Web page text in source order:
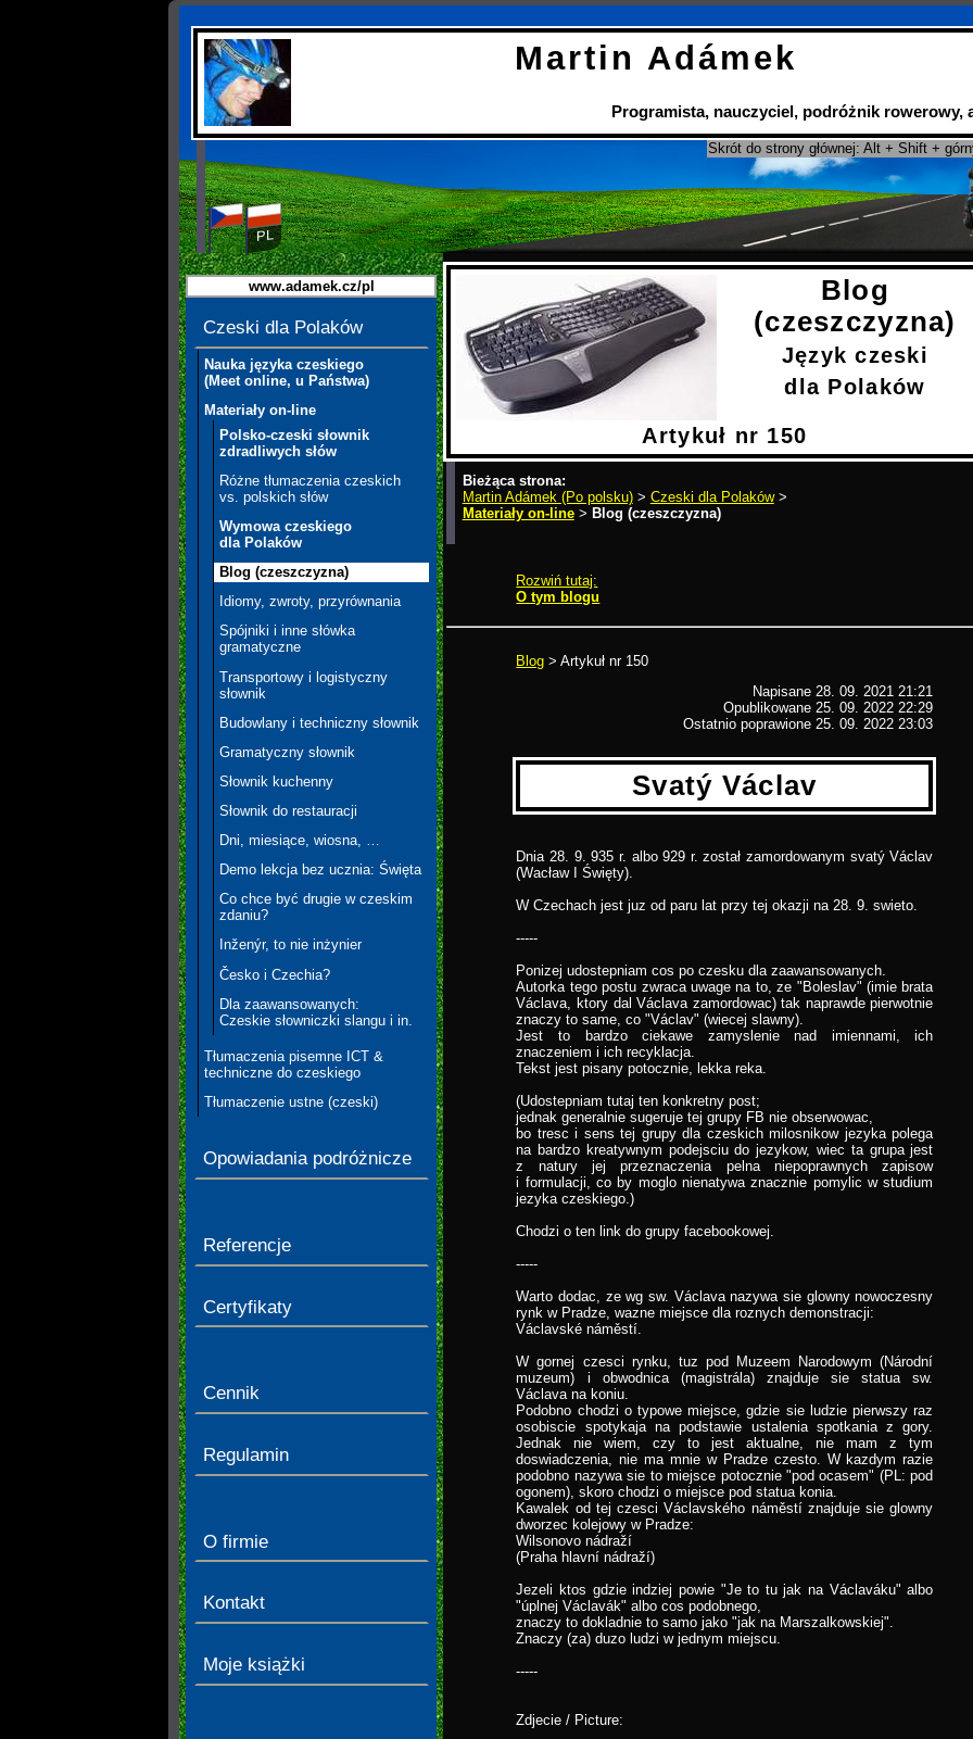
Martin Adámek
Programista, nauczyciel, podróżnik rowerowy,
Skrót do strony głównej: Alt + Shift +
CS PL
www.adamek.cz/pl
Czeski dla Polaków
Nauka języka czeskiego
(Meet online, u Państwa)
Materiały on-line
Polsko-czeski słownik
zdradliwych słów
Różne tłumaczenia czeskich
vs. polskich słów
Wymowa czeskiego
dla Polaków
Blog (czeszczyzna)
Idiomy, zwroty, przyrównania
Spójniki i inne słówka
gramatyczne
Transportowy i logistyczny
słownik
Budowlany i techniczny słownik
Gramatyczny słownik
Słownik kuchenny
Słownik do restauracji
Dni, miesiące, wiosna, …
Demo lekcja bez ucznia: Święta
Co chce być drugie w czeskim
zdaniu?
Inženýr, to nie inżynier
Česko i Czechia?
Dla zaawansowanych:
Czeskie słowniczki slangu i in.
Tłumaczenia pisemne ICT &
techniczne do czeskiego
Tłumaczenie ustne (czeski)
Opowiadania podróżnicze
Referencje
Certyfikaty
Cennik
Regulamin
O firmie
Kontakt
Moje książki
Blog
(czeszczyzna)
Język czeski
dla Polaków
Artykuł nr 150
Bieżąca strona:
Martin Adámek (Po polsku)> Czeski dla Polaków>
Materiały on-line> Blog (czeszczyzna)
Rozwiń tutaj:
O tym blogu
Blog > Artykuł nr 150
Napisane 28. 09. 2021 21:21
Opublikowane 25. 09. 2022 22:29
Ostatnio poprawione 25. 09. 2022 23:03
Svatý Václav
Dnia 28. 9. 935 r. albo 929 r. został zamordowanym svatý Václav
(Wacław I Święty).
W Czechach jest juz od paru lat przy tej okazji na 28. 9. swieto.
-----
Ponizej udostepniam cos po czesku dla zaawansowanych.
Autorka tego postu zwraca uwage na to, ze "Boleslav" (imie brata
Václava, ktory dal Václava zamordowac) tak naprawde pierwotnie
znaczy to same, co "Václav" (wiecej slawny).
Jest to bardzo ciekawe zamyslenie nad imiennami, ich
znaczeniem i ich recyklacja.
Tekst jest pisany potocznie, lekka reka.
(Udostepniam tutaj ten konkretny post;
jednak generalnie sugeruje tej grupy FB nie obserwowac,
bo tresc i sens tej grupy dla czeskich milosnikow jezyka polega
na bardzo kreatywnym podejsciu do jezykow, wiec ta grupa jest
z natury jej przeznaczenia pelna niepoprawnych zapisow
i formulacji, co by moglo nienatywa znacznie pomylic w studium
jezyka czeskiego.)
Chodzi o ten link do grupy facebookowej.
-----
Warto dodac, ze wg sw. Václava nazywa sie glowny nowoczesny
rynk w Pradze, wazne miejsce dla roznych demonstracji:
Václavské náměstí.
W gornej czesci rynku, tuz pod Muzeem Narodowym (Národní
muzeum) i obwodnica (magistrála) znajduje sie statua sw.
Václava na koniu.
Podobno chodzi o typowe miejsce, gdzie sie ludzie pierwszy raz
osobiscie spotykaja na podstawie ustalenia spotkania z gory.
Jednak nie wiem, czy to jest aktualne, nie mam z tym
doswiadczenia, nie ma mnie w Pradze czesto. W kazdym razie
podobno nazywa sie to miejsce potocznie "pod ocasem" (PL: pod
ogonem), skoro chodzi o miejsce pod statua konia.
Kawalek od tej czesci Václavského náměstí znajduje sie glowny
dworzec kolejowy w Pradze:
Wilsonovo nádraží
(Praha hlavní nádraží)
Jezeli ktos gdzie indziej powie "Je to tu jak na Václaváku" albo
"úplnej Václavák" albo cos podobnego,
znaczy to dokladnie to samo jako "jak na Marszalkowskiej".
Znaczy (za) duzo ludzi w jednym miejscu.
-----
Zdjecie / Picture: